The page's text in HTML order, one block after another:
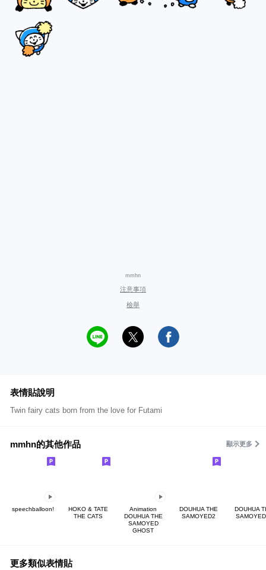
mmhn
注意事項
檢舉
表情貼說明
Twin fairy cats born from the love for Futami
mmhn的其他作品 顯示更多
speechballoon!
HOKO & TATE
THE CATS
Animation
DOUHUA THE
SAMOYED
GHOST
DOUHUA THE
SAMOYED2
DOUHUA
更多類似表情貼